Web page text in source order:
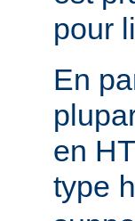
pour
En
en
type